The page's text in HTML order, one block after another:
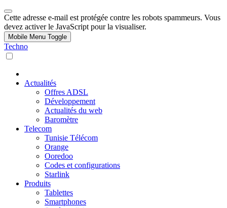
Cette adresse e-mail est protégée contre les robots spammeurs. Vous
devez activer le JavaScript pour la visualiser.
Mobile Menu Toggle
Techno
Actualités
Offres ADSL
Développement
Actualités du web
Baromètre
Telecom
Tunisie Télécom
Orange
Ooredoo
Codes et configurations
Starlink
Produits
Tablettes
Smartphones